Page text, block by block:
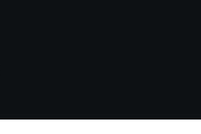
funzionalità